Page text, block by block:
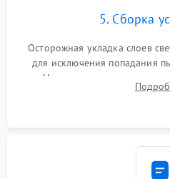
5. Сборка
Осторожная укладка слоев
для исключения попадания
Надежное подключение
аккуратное защелкивание